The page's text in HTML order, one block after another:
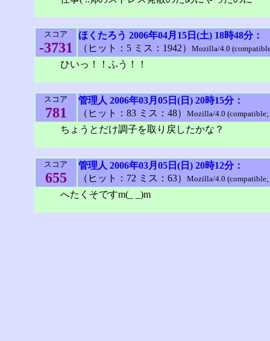
スコア
-3731
ほくたろう 2006年04月15日(土) 18時48分：
（ヒット：5 ミス：1942） Mozilla/4.0
ひいっ！！ふう！！
スコア
781
管理人 2006年03月05日(日) 20時15分：
（ヒット：83 ミス：48） Mozilla/4.0 (compatible;
ちょうとだけ調子を取り戻したかな？
スコア
655
管理人 2006年03月05日(日) 20時12分：
（ヒット：72 ミス：63） Mozilla/4.0 (compatible;
へたくそですm(_ _)m